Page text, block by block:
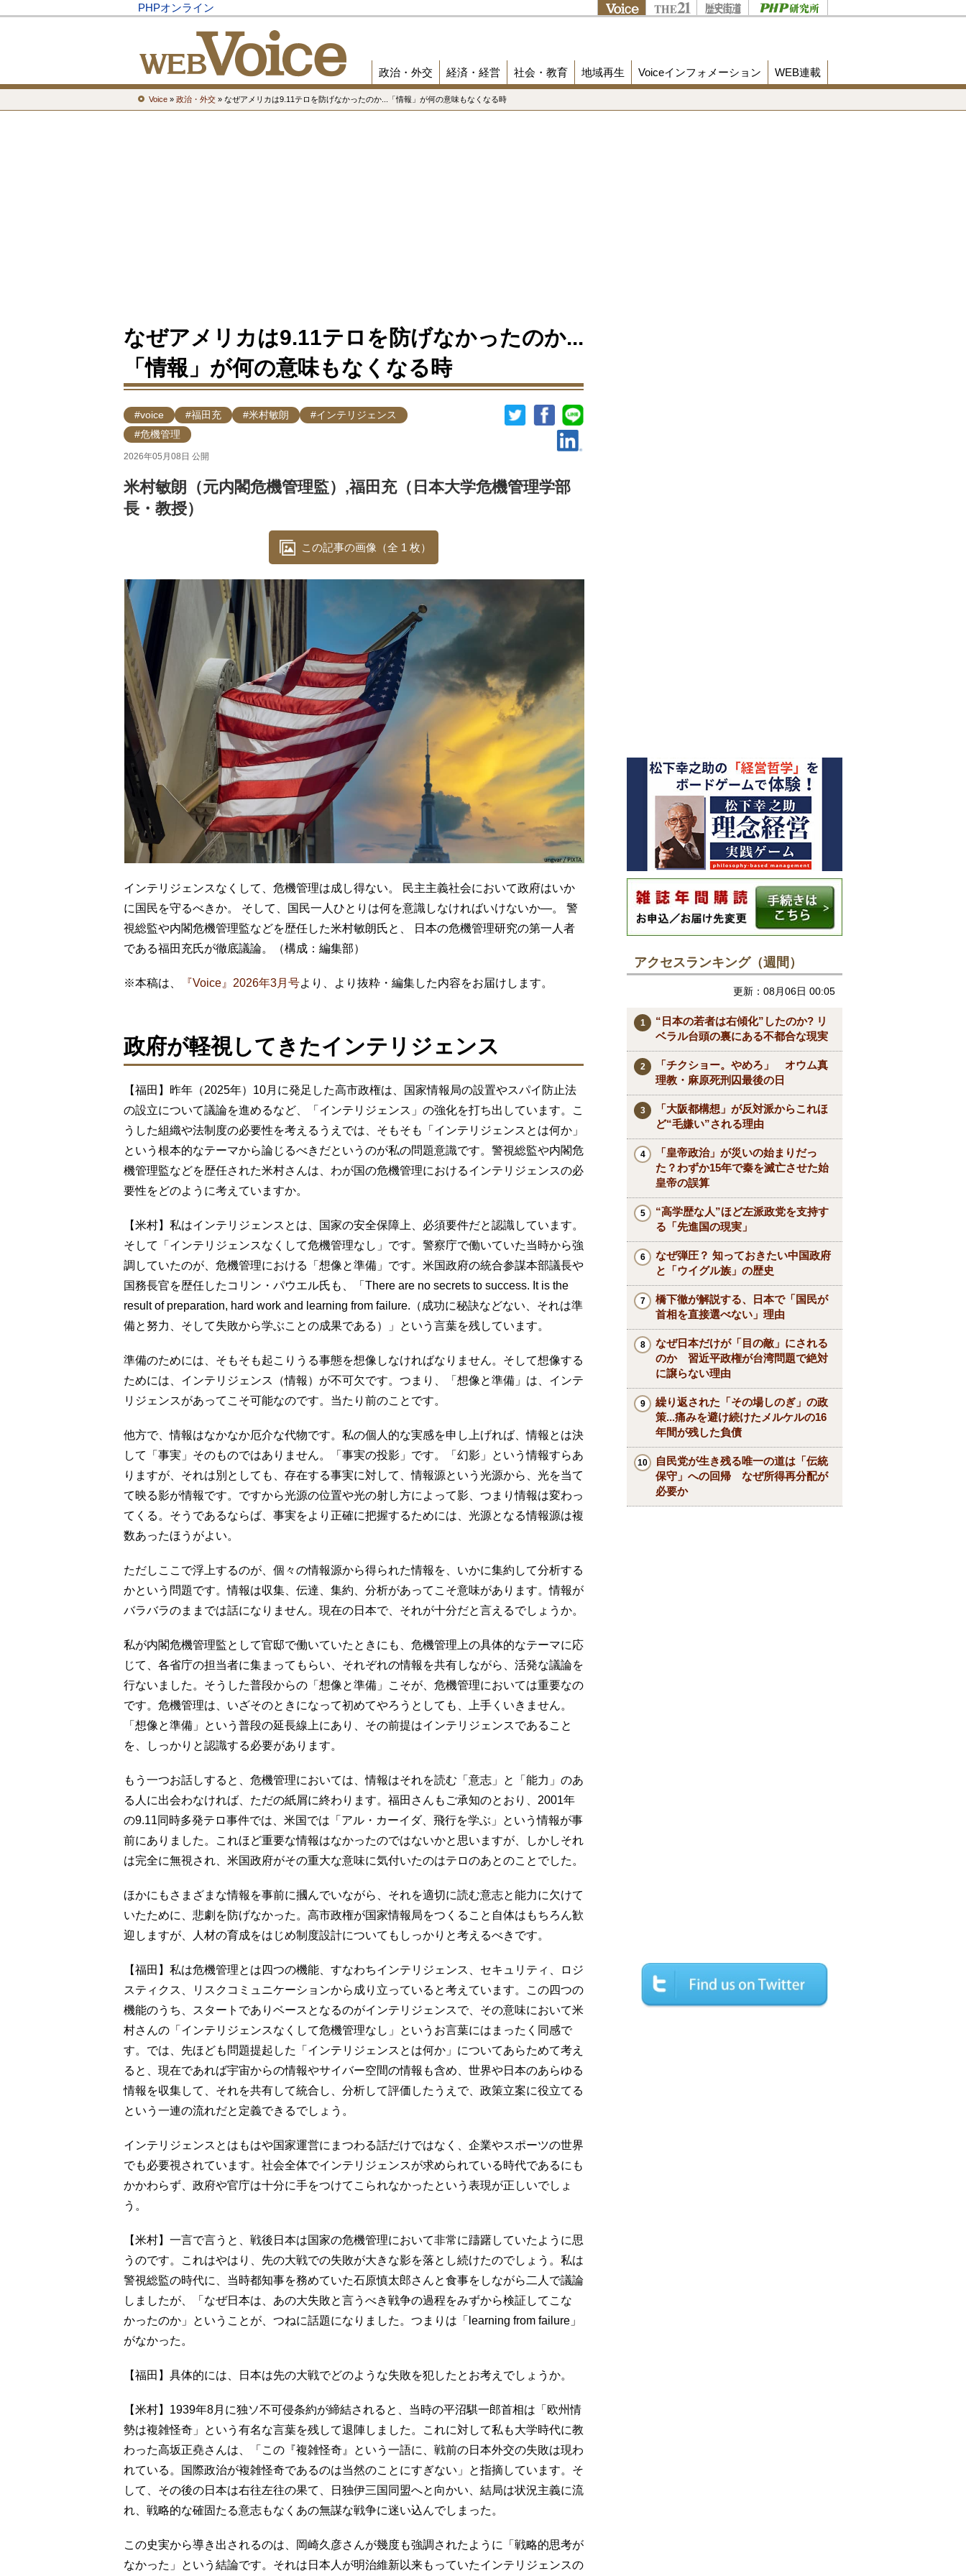
PHPオンライン
政治・外交 経済・経営 社会・教育 地域再生 Voiceインフォメーション WEB連載
Voice » 政治・外交 » なぜアメリカは9.11テロを防げなかったのか...「情報」が何の意味もなくなる時
なぜアメリカは9.11テロを防げなかったのか...
「情報」が何の意味もなくなる時
#voice #福田充 #米村敏朗
#インテリジェンス
#危機管理
2026年05月08日 公開
米村敏朗（元内閣危機管理監）,福田充（日本大学危機管理学部
長・教授）
この記事の画像（全 1 枚）
インテリジェンスなくして、危機管理は成し得ない。 民主主義社会において政府はいか
に国民を守るべきか。 そして、国民一人ひとりは何を意識しなければいけないか―。 警
視総監や内閣危機管理監などを歴任した米村敏朗氏と、 日本の危機管理研究の第一人者
である福田充氏が徹底議論。（構成：編集部）
※本稿は、 『Voice』2026年3月号より、より抜粋・編集した内容をお届けします。
政府が軽視してきたインテリジェンス
【福田】昨年（2025年）10月に発足した高市政権は、国家情報局の設置やスパイ防止法
の設立について議論を進めるなど、「インテリジェンス」の強化を打ち出しています。こ
うした組織や法制度の必要性を考えるうえでは、そもそも「インテリジェンスとは何か」
という根本的なテーマから論じるべきだというのが私の問題意識です。警視総監や内閣危
機管理監などを歴任された米村さんは、わが国の危機管理におけるインテリジェンスの必
要性をどのように考えていますか。
【米村】私はインテリジェンスとは、国家の安全保障上、必須要件だと認識しています。
そして「インテリジェンスなくして危機管理なし」です。警察庁で働いていた当時から強
調していたのが、危機管理における「想像と準備」です。米国政府の統合参謀本部議長や
国務長官を歴任したコリン・パウエル氏も、「There are no secrets to success. It is the
result of preparation, hard work and learning from failure.（成功に秘訣などない、それは準
備と努力、そして失敗から学ぶことの成果である）」という言葉を残しています。
準備のためには、そもそも起こりうる事態を想像しなければなりません。そして想像する
ためには、インテリジェンス（情報）が不可欠です。つまり、「想像と準備」は、インテ
リジェンスがあってこそ可能なのです。当たり前のことです。
他方で、情報はなかなか厄介な代物です。私の個人的な実感を申し上げれば、情報とは決
して「事実」そのものではありません。「事実の投影」です。「幻影」という情報すらあ
りますが、それは別としても、存在する事実に対して、情報源という光源から、光を当て
て映る影が情報です。ですから光源の位置や光の射し方によって影、つまり情報は変わっ
てくる。そうであるならば、事実をより正確に把握するためには、光源となる情報源は複
数あったほうがよい。
ただしここで浮上するのが、個々の情報源から得られた情報を、いかに集約して分析する
かという問題です。情報は収集、伝達、集約、分析があってこそ意味があります。情報が
バラバラのままでは話になりません。現在の日本で、それが十分だと言えるでしょうか。
私が内閣危機管理監として官邸で働いていたときにも、危機管理上の具体的なテーマに応
じて、各省庁の担当者に集まってもらい、それぞれの情報を共有しながら、活発な議論を
行ないました。そうした普段からの「想像と準備」こそが、危機管理においては重要なの
です。危機管理は、いざそのときになって初めてやろうとしても、上手くいきません。
「想像と準備」という普段の延長線上にあり、その前提はインテリジェンスであること
を、しっかりと認識する必要があります。
もう一つお話しすると、危機管理においては、情報はそれを読む「意志」と「能力」のあ
る人に出会わなければ、ただの紙屑に終わります。福田さんもご承知のとおり、2001年
の9.11同時多発テロ事件では、米国では「アル・カーイダ、飛行を学ぶ」という情報が事
前にありました。これほど重要な情報はなかったのではないかと思いますが、しかしそれ
は完全に無視され、米国政府がその重大な意味に気付いたのはテロのあとのことでした。
ほかにもさまざまな情報を事前に摑んでいながら、それを適切に読む意志と能力に欠けて
いたために、悲劇を防げなかった。高市政権が国家情報局をつくること自体はもちろん歓
迎しますが、人材の育成をはじめ制度設計についてもしっかりと考えるべきです。
【福田】私は危機管理とは四つの機能、すなわちインテリジェンス、セキュリティ、ロジ
スティクス、リスクコミュニケーションから成り立っていると考えています。この四つの
機能のうち、スタートでありベースとなるのがインテリジェンスで、その意味において米
村さんの「インテリジェンスなくして危機管理なし」というお言葉にはまったく同感で
す。では、先ほども問題提起した「インテリジェンスとは何か」についてあらためて考え
ると、現在であれば宇宙からの情報やサイバー空間の情報も含め、世界や日本のあらゆる
情報を収集して、それを共有して統合し、分析して評価したうえで、政策立案に役立てる
という一連の流れだと定義できるでしょう。
インテリジェンスとはもはや国家運営にまつわる話だけではなく、企業やスポーツの世界
でも必要視されています。社会全体でインテリジェンスが求められている時代であるにも
かかわらず、政府や官庁は十分に手をつけてこられなかったという表現が正しいでしょ
う。
【米村】一言で言うと、戦後日本は国家の危機管理において非常に躊躇していたように思
うのです。これはやはり、先の大戦での失敗が大きな影を落とし続けたのでしょう。私は
警視総監の時代に、当時都知事を務めていた石原慎太郎さんと食事をしながら二人で議論
しましたが、「なぜ日本は、あの大失敗と言うべき戦争の過程をみずから検証してこな
かったのか」ということが、つねに話題になりました。つまりは「learning from failure」
がなかった。
【福田】具体的には、日本は先の大戦でどのような失敗を犯したとお考えでしょうか。
【米村】1939年8月に独ソ不可侵条約が締結されると、当時の平沼騏一郎首相は「欧州情
勢は複雑怪奇」という有名な言葉を残して退陣しました。これに対して私も大学時代に教
わった高坂正堯さんは、「この『複雑怪奇』という一語に、戦前の日本外交の失敗は現わ
れている。国際政治が複雑怪奇であるのは当然のことにすぎない」と指摘しています。そ
して、その後の日本は右往左往の果て、日独伊三国同盟へと向かい、結局は状況主義に流
れ、戦略的な確固たる意志もなくあの無謀な戦争に迷い込んでしまった。
この史実から導き出されるのは、岡崎久彦さんが幾度も強調されたように「戦略的思考が
なかった」という結論です。それは日本人が明治維新以来もっていたインテリジェンスの
アクセスランキング（週間）
更新：08月06日 00:05
“日本の若者は右傾化”したのか? リ
ベラル台頭の裏にある不都合な現実
「チクショー。やめろ」 オウム真
理教・麻原死刑囚最後の日
「大阪都構想」が反対派からこれほ
ど“毛嫌い”される理由
「皇帝政治」が災いの始まりだっ
た？わずか15年で秦を滅亡させた始
皇帝の誤算
“高学歴な人”ほど左派政党を支持す
る「先進国の現実」
なぜ弾圧？ 知っておきたい中国政府
と「ウイグル族」の歴史
橋下徹が解説する、日本で「国民が
首相を直接選べない」理由
なぜ日本だけが「目の敵」にされる
のか 習近平政権が台湾問題で絶対
に譲らない理由
繰り返された「その場しのぎ」の政
策...痛みを避け続けたメルケルの16
年間が残した負債
自民党が生き残る唯一の道は「伝統
保守」への回帰 なぜ所得再分配が
必要か